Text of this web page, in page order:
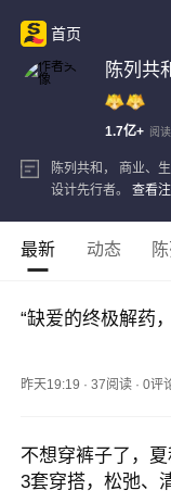
首页
陈列共
1.7亿+ 阅读
陈列共和， 商业、
设计先行者。
查看
最新 动态
“缺爱的终极解药
昨天19:19 ·37阅读 ·0评
不想穿裤子了，
3套穿搭，松弛、